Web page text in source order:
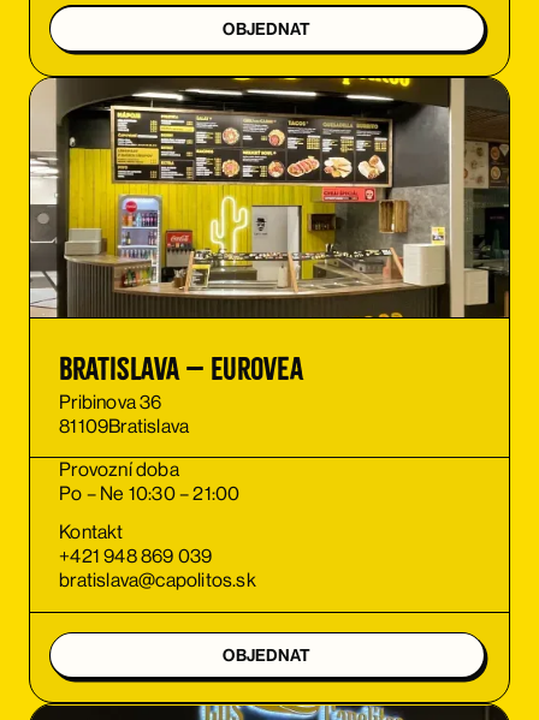
OBJEDNAT
Bratislava – Eurovea
Pribinova 36
81109Bratislava
Provozní doba
Po – Ne 10:30 – 21:00
Kontakt
+421 948 869 039
bratislava@capolitos.sk
OBJEDNAT